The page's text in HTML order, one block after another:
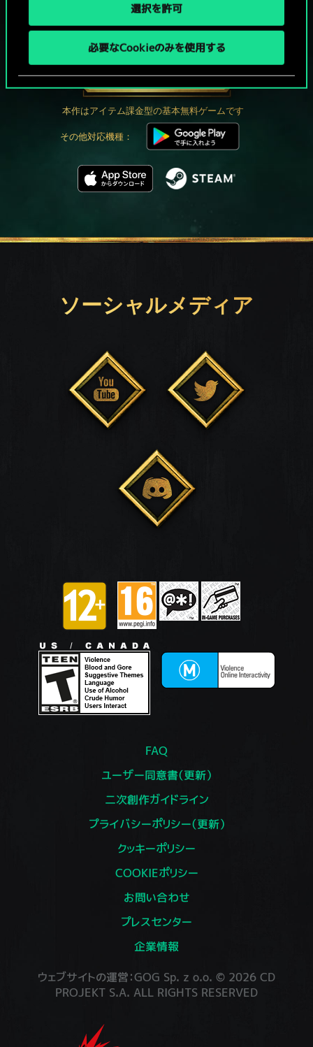
選択を許可
必要なCookieのみを使用する
グウェントでひと勝負といかない
か？
PCで無料プレイ！
本作はアイテム課金型の基本無料ゲームです
その他対応機種：
ソーシャルメディア
FAQ
ユーザー同意書（更新）
二次創作ガイドライン
プライバシーポリシー（更新）
クッキーポリシー
COOKIEポリシー
お問い合わせ
プレスセンター
企業情報
ウェブサイトの運営：GOG Sp. z o.o. © 2026 CD
PROJEKT S.A. ALL RIGHTS RESERVED